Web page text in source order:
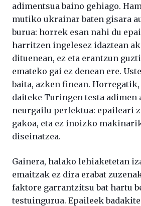
adimentsua baino gehiago.
mutiko ukrainar baten gisara
burua: horrek esan nahi du
harritzen ingelesez idaztean
dituenean, ez eta erantzun
emateko gai ez denean ere.
baita, azken finean.
daiteke Turingen testa
neurgailu perfektua: epaileari
gakoa, eta ez inoizko
diseinatzea.
Gainera, halako lehiaketetan
emaitzak ez dira erabat
faktore garrantzitsu bat hartu
testuingurua. Epaileek